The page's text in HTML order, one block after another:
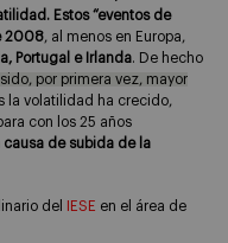
Estos “eventos de
2008, al menos en Europa,
Portugal e Irlanda. De hecho
por primera vez, mayor
la volatilidad ha crecido,
con los 25 años
causa de subida de la
del IESE en el área de